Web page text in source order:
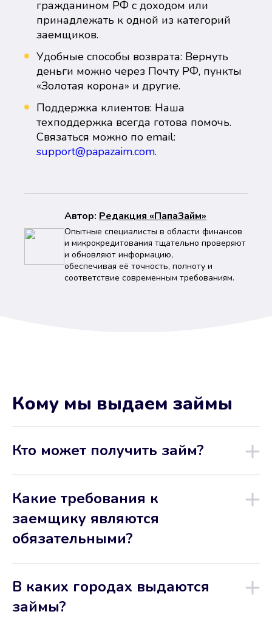
гражданином РФ с доходом или
принадлежать к одной из категорий
заемщиков.
Удобные способы возврата: Вернуть
деньги можно через Почту РФ, пункты
«Золотая корона» и другие.
Поддержка клиентов: Наша
техподдержка всегда готова помочь.
Связаться можно по email:
support@papazaim.com.
Автор: Peдaкция «ПапаЗайм»
Опытные специалисты в области финансов
и микрокредитования тщательно проверяют
и обновляют информацию,
обеспечивая её точность, полноту и
соответствие современным требованиям.
Кому мы выдаем займы
Кто может получить займ?
Какие требования к
заемщику являются
обязательными?
В каких городах выдаются
займы?